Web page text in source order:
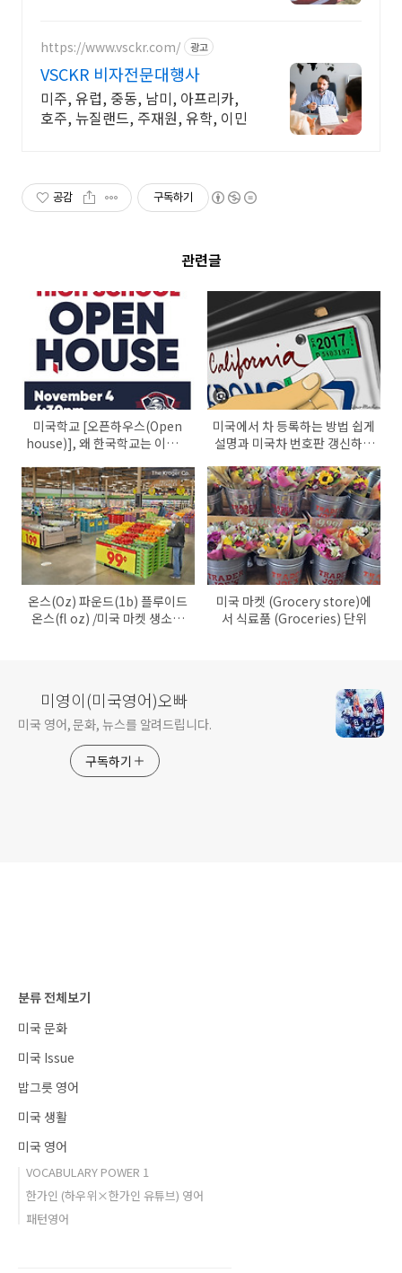
https://www.vsckr.com/ 광고
VSCKR 비자전문대행사
미주, 유럽, 중동, 남미, 아프리카,
호주, 뉴질랜드, 주재원, 유학, 이민
공감 구독하기
관련글
미국학교 [오픈하우스(Open
house)], 왜 한국학교는 이런게
미국에서 차 등록하는 방법 쉽게
설명과 미국차 번호판 갱신하는
온스(Oz) 파운드(1b) 플루이드
온스(fl oz) /미국 마켓 생소한
미국 마켓 (Grocery store)에
서 식료품 (Groceries) 단위
미영이(미국영어)오빠
미국 영어, 문화, 뉴스를 알려드립니다.
구독하기
분류 전체보기
미국 문화
미국 Issue
밥그릇 영어
미국 생활
미국 영어
VOCABULARY POWER 1
한가인 (하우위×한가인 유튜브) 영어
패턴영어